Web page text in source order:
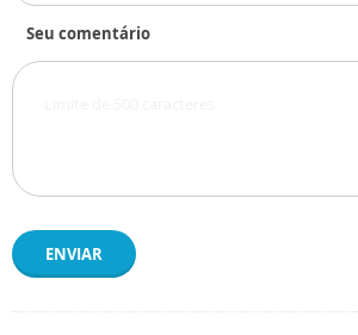
Seu comentário
ENVIAR